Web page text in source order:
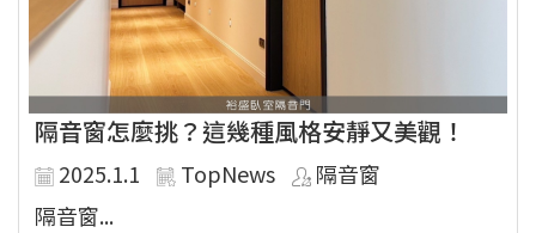
隔音窗怎麼挑？這幾種風格安靜又美觀！
2025.1.1 TopNews
隔音窗
隔音窗...